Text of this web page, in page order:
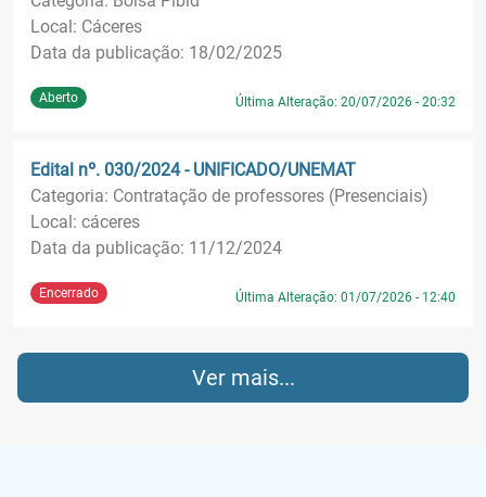
Local: Cáceres
Data da publicação: 18/02/2025
Aberto Última Alteração: 20/07/2026 - 20:32
Edital nº. 030/2024 - UNIFICADO/UNEMAT
Categoria: Contratação de professores (Presenciais)
Local: cáceres
Data da publicação: 11/12/2024
Encerrado Última Alteração: 01/07/2026 - 12:40
Ver mais...